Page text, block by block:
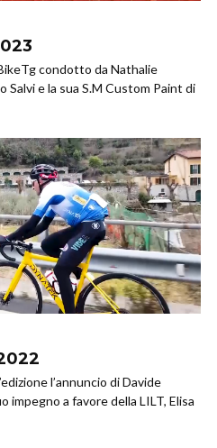
condotto da Nathalie
Salvi e la sua S.M Custom Paint di
l’annuncio di Davide
impegno a favore della LILT, Elisa